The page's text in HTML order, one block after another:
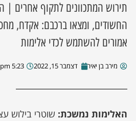
מקומית
עסקים
תירוש המתכוונים לתקוף אחרים |
החשודים, ומצאו ברכבם: אקדח,
אמורים להשתמש לכדי אלימות
מירב בן יאיר דצמבר 15, 2022 5:23 pm
האלימות נמשכת: